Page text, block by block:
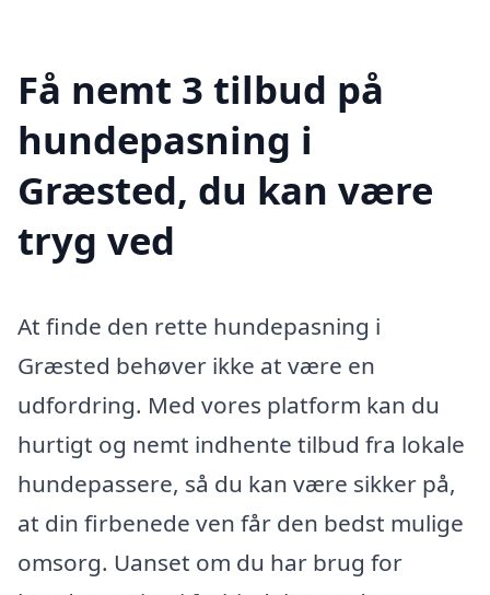
Få nemt 3 tilbud på
hundepasning i
Græsted, du kan være
tryg ved
At finde den rette hundepasning i
Græsted behøver ikke at være en
udfordring. Med vores platform kan du
hurtigt og nemt indhente tilbud fra lokale
hundepassere, så du kan være sikker på,
at din firbenede ven får den bedst mulige
omsorg. Uanset om du har brug for